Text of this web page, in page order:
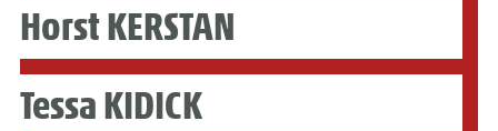
Horst KERSTAN
Tessa KIDICK